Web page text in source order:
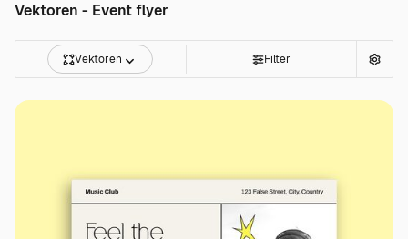
Vektoren - Event flyer
Vektoren Filter